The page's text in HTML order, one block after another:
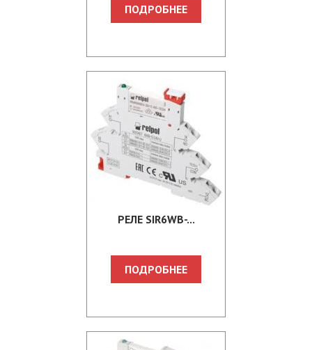
ПОДРОБНЕЕ
PЕЛЕ SIR6WB-...
ПОДРОБНЕЕ